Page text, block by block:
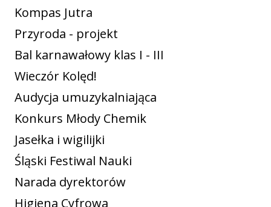
Kompas Jutra
Przyroda - projekt
Bal karnawałowy klas I - III
Wieczór Kolęd!
Audycja umuzykalniająca
Konkurs Młody Chemik
Jasełka i wigilijki
Śląski Festiwal Nauki
Narada dyrektorów
Higiena Cyfrowa